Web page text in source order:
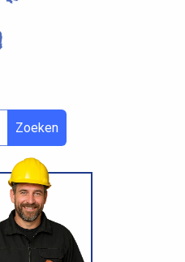
Zoeken